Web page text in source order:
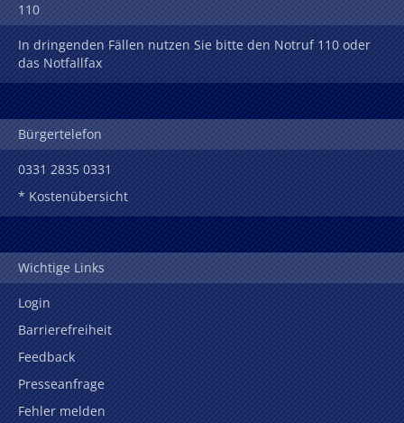
110
In dringenden Fällen nutzen Sie bitte den Notruf 110 oder
das Notfallfax
Bürgertelefon
0331 2835 0331
* Kostenübersicht
Wichtige Links
Login
Barrierefreiheit
Feedback
Presseanfrage
Fehler melden